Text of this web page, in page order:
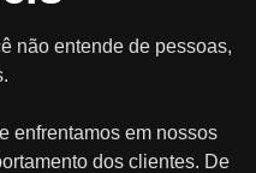
não entende de pessoas,
enfrentamos em nossos
dos clientes. De